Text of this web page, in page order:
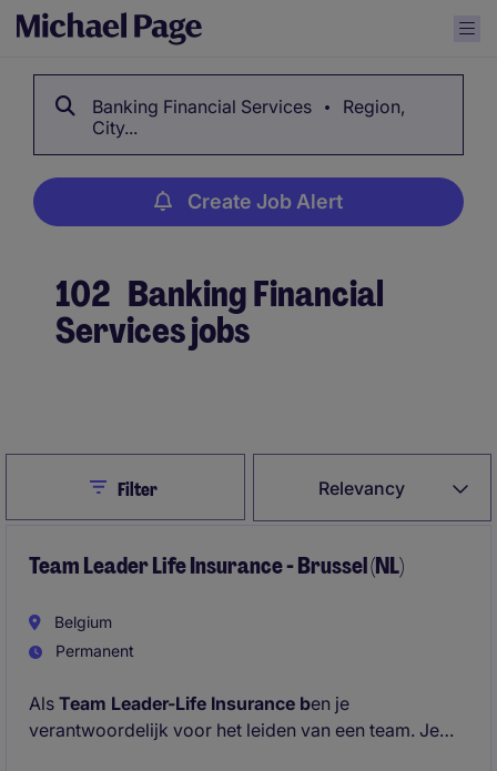
Banking Financial Services
Region,
City...
Create Job Alert
102 Banking Financial
Services jobs
Relevancy
CloseFilter
Team Leader Life Insurance - Brussel (NL)
Belgium
Permanent
Als Team Leader-Life Insurance ben je
verantwoordelijk voor het leiden van een team. Je